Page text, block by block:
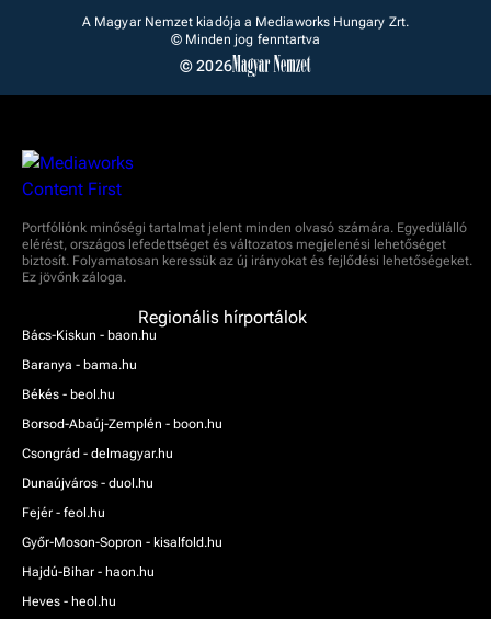
A Magyar Nemzet kiadója a Mediaworks Hungary Zrt.
© Minden jog fenntartva
© 2026
Portfóliónk minőségi tartalmat jelent minden olvasó számára. Egyedülálló
elérést, országos lefedettséget és változatos megjelenési lehetőséget
biztosít. Folyamatosan keressük az új irányokat és fejlődési lehetőségeket.
Ez jövőnk záloga.
Regionális hírportálok
Bács-Kiskun - baon.hu
Baranya - bama.hu
Békés - beol.hu
Borsod-Abaúj-Zemplén - boon.hu
Csongrád - delmagyar.hu
Dunaújváros - duol.hu
Fejér - feol.hu
Győr-Moson-Sopron - kisalfold.hu
Hajdú-Bihar - haon.hu
Heves - heol.hu